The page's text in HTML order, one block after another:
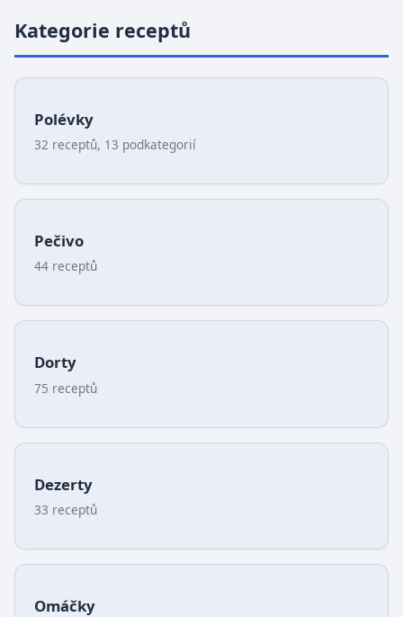
Kategorie receptů
Polévky
32 receptů, 13 podkategorií
Pečivo
44 receptů
Dorty
75 receptů
Dezerty
33 receptů
Omáčky